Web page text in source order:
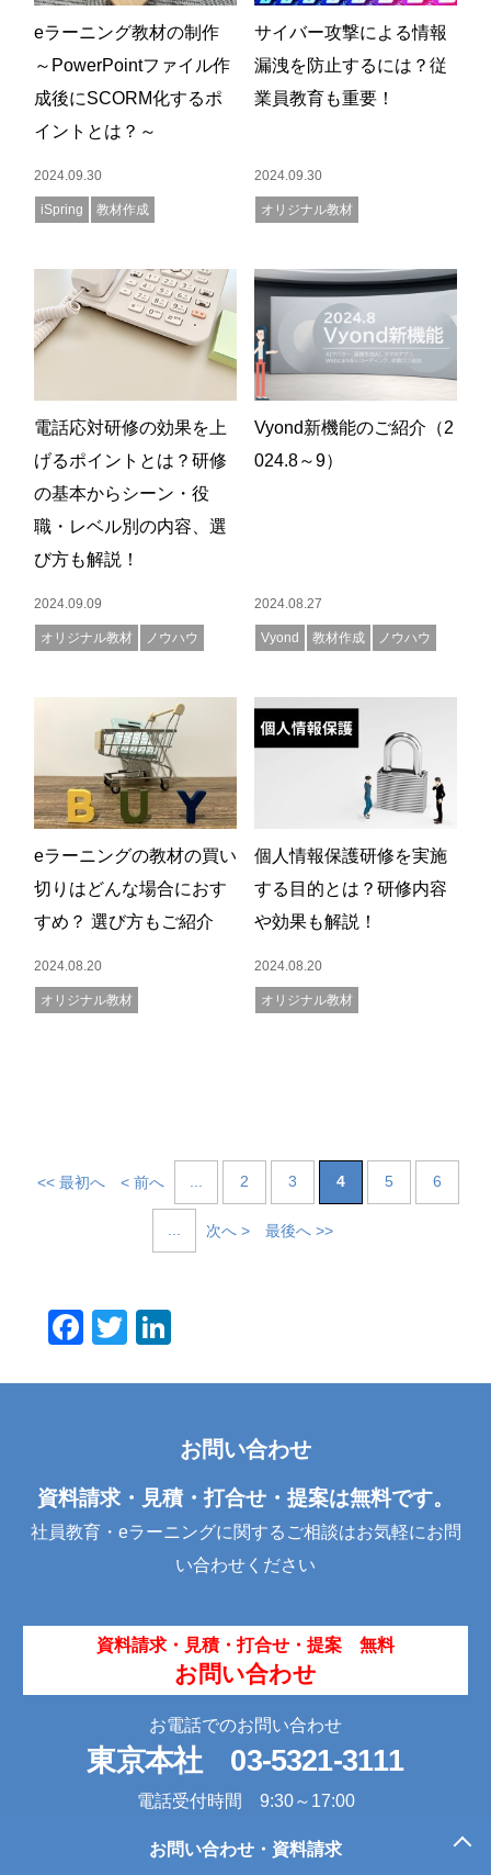
eラーニング教材の制作
～PowerPointファイル作
成後にSCORM化するポ
イントとは？～
2024.09.30
iSpring 教材作成
サイバー攻撃による情報
漏洩を防止するには？従
業員教育も重要！
2024.09.30
オリジナル教材
電話応対研修の効果を上
げるポイントとは？研修
の基本からシーン・役
職・レベル別の内容、選
び方も解説！
2024.09.09
オリジナル教材 ノウハウ
Vyond新機能のご紹介（2
024.8～9）
2024.08.27
Vyond 教材作成 ノウハウ
eラーニングの教材の買い
切りはどんな場合におす
すめ？ 選び方もご紹介
2024.08.20
オリジナル教材
個人情報保護研修を実施
する目的とは？研修内容
や効果も解説！
2024.08.20
オリジナル教材
<< 最初へ < 前へ ... 2 3 4 5 6
... 次へ > 最後へ >>
F
o
o
T
e
dI
n
お問い合わせ・資料請求
お問い合わせ
資料請求・見積・打合せ・提案は無料です。
社員教育・eラーニングに関するご相談はお気軽にお問
い合わせください
資料請求・見積・打合せ・提案 無料
お問い合わせ
お電話でのお問い合わせ
東京本社 03-5321-3111
電話受付時間 9:30～17:00